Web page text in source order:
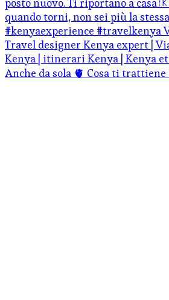
Anche da sola 🫀 Cosa ti trattiene